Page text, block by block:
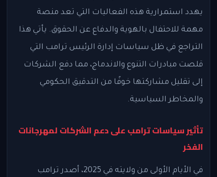
يهدد استمرارية هذه الفعاليات التي تعد منصة
مهمة للاحتفال بالهوية والدفاع عن الحقوق. يأتي هذا
التراجع في ظل سياسات إدارة الرئيس ترامب التي
قلصت مبادرات التنوع والاندماج، مما دفع الشركات
إلى تقليل مشاركتها خوفًا من التدقيق الحكومي
والمخاطر السياسية.
تأثير سياسات ترامب على دعم الشركات لمهرجانات
الفخر
في الأيام الأولى من ولايته في 2025، أصدر ترامب